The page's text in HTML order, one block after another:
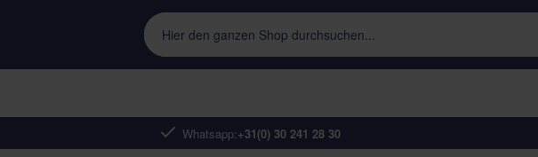
Whatsapp:+31(0) 30 241 28 30
Hier den ganzen Shop durchsuchen...